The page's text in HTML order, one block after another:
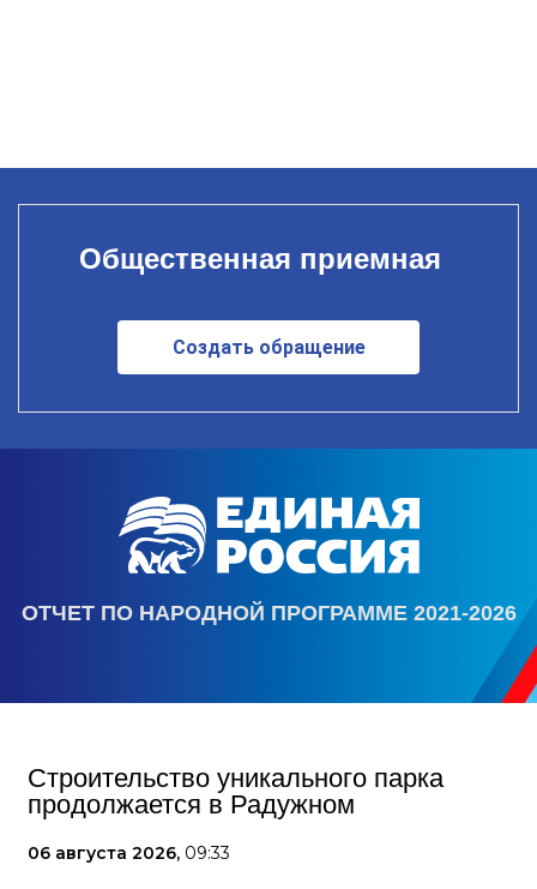
Общественная приемная
Создать обращение
ОТЧЕТ ПО НАРОДНОЙ ПРОГРАММЕ 2021-2026
Строительство уникального парка
продолжается в Радужном
06 августа 2026, 09:33